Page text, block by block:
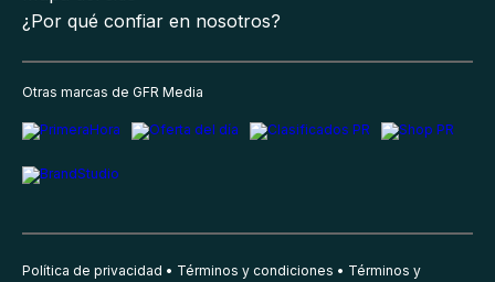
¿Por qué confiar en nosotros?
Otras marcas de GFR Media
Política de privacidad Términos y condiciones
Términos y